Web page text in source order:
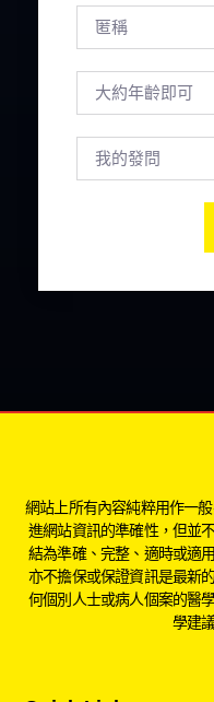
網站上所有內容純粹用作一
進網站資訊的準確性，但並
結為準確、完整、適時或適
亦不擔保或保證資訊是最新
何個別人士或病人個案的醫
學建